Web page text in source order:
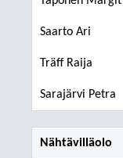
Saarto Ari
Träff Raija
Sarajärvi Petra
Nähtävilläolo